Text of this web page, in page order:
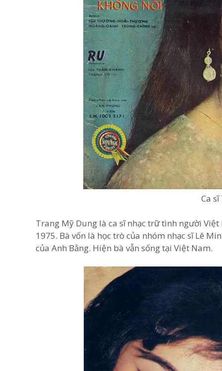
Ca
Trang Mỹ Dung là ca sĩ nhạc trữ tình người
1975. Bà vốn là học trò của nhóm nhạc sĩ Lê
của Anh Bằng. Hiện bà vẫn sống tại Việt Nam.